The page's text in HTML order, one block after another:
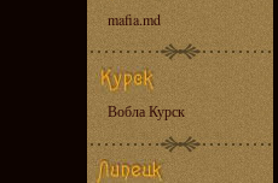
mafia.md
Вобла Курск